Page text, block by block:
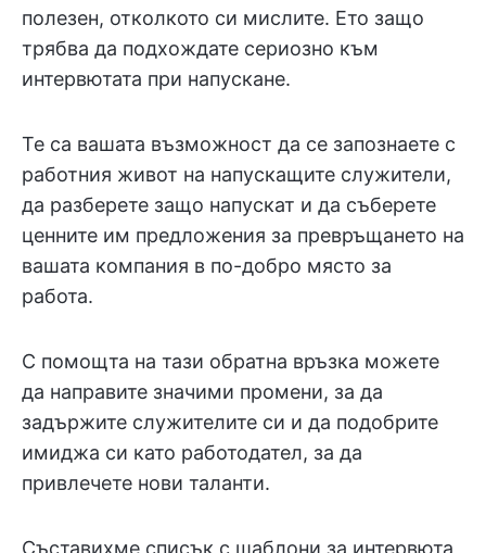
полезен, отколкото си мислите. Ето защо
трябва да подхождате сериозно към
интервютата при напускане.
Те са вашата възможност да се запознаете с
работния живот на напускащите служители,
да разберете защо напускат и да съберете
ценните им предложения за превръщането на
вашата компания в по-добро място за
работа.
С помощта на тази обратна връзка можете
да направите значими промени, за да
задържите служителите си и да подобрите
имиджа си като работодател, за да
привлечете нови таланти.
Съставихме списък с шаблони за интервюта